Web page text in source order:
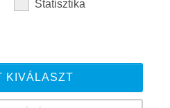
Statisztika
KIVÁLASZT